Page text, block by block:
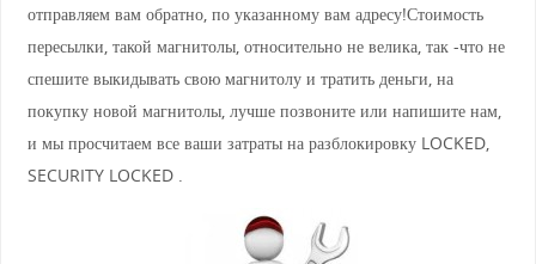
отправляем вам обратно, по указанному вам адресу!Стоимость
пересылки, такой магнитолы, относительно не велика, так -что не
спешите выкидывать свою магнитолу и тратить деньги, на
покупку новой магнитолы, лучше позвоните или напишите нам,
и мы просчитаем все ваши затраты на разблокировку LOCKED,
SECURITY LOCKED .